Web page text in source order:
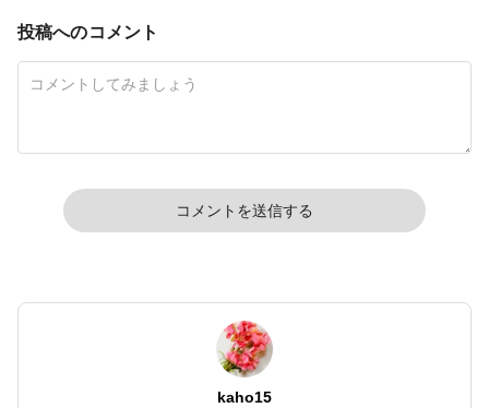
投稿へのコメント
コメントを送信する
kaho15